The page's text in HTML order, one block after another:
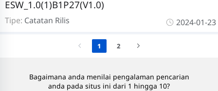
Tipe: Catatan Rilis
ESW_1.0(1)B1P27(V1.0)
2024-01-23
1 2
Bagaimana anda menilai pengalaman pencarian
anda pada situs ini dari 1 hingga 10?